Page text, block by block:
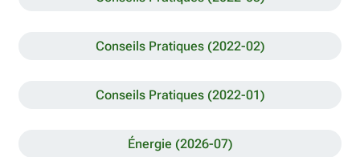
Conseils Pratiques (2022-02)
Conseils Pratiques (2022-01)
Énergie (2026-07)